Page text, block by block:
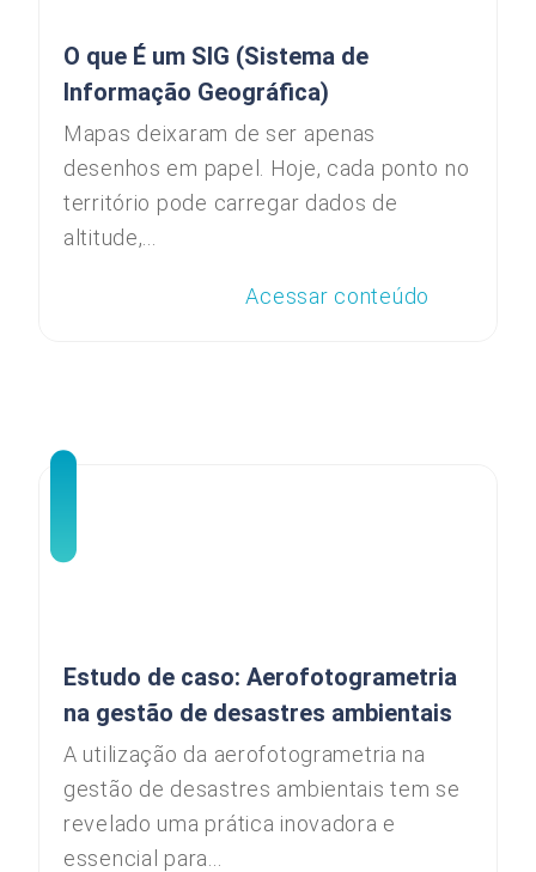
O que É um SIG (Sistema de
Informação Geográfica)
Mapas deixaram de ser apenas
desenhos em papel. Hoje, cada ponto no
território pode carregar dados de
altitude,...
Acessar conteúdo
Estudo de caso: Aerofotogrametria
na gestão de desastres ambientais
A utilização da aerofotogrametria na
gestão de desastres ambientais tem se
revelado uma prática inovadora e
essencial para...